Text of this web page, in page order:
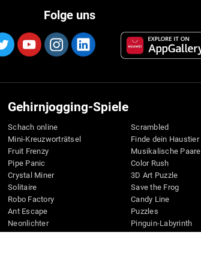
Folge uns
Gehirnjogging-Spiele
Schach online
Mini-Kreuzworträtsel
Fruit Frenzy
Pipe Panic
Crystal Miner
Solitaire
Robo Factory
Ant Escape
Neonlichter
Scrambled
Finde dein Haustier
Musikalische Paare
Color Rush
3D Art Puzzle
Save the Frog
Candy Line
Puzzles
Pinguin-Labyrinth